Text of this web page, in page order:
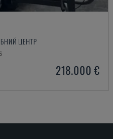
ЦЕНТР
218.000 €